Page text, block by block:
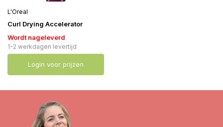
L'Oreal
Curl Drying Accelerator
Wordt nageleverd
1-2 werkdagen levertijd
Login voor prijzen